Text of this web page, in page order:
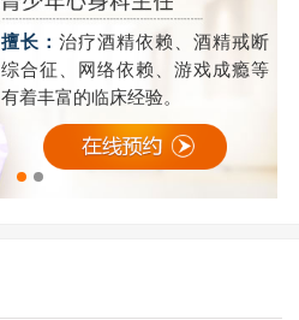
擅长：治疗酒精依赖、酒精戒断
综合征、网络依赖、游戏成瘾等
有着丰富的临床经验。